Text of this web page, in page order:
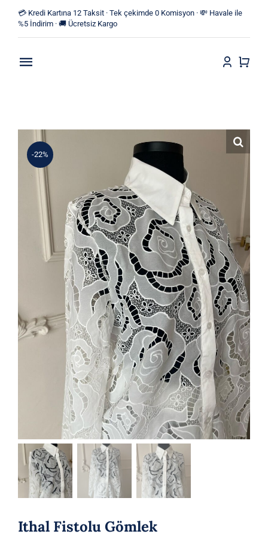
content
💳 Kredi Kartına 12 Taksit · Tek çekimde 0 Komisyon · 💸 Havale ile
%5 İndirim · 🚚 Ücretsiz Kargo
Toggle
Mağaza
Yeni Ürünler
Kategoriler
-22%
Ithal Fistolu Gömlek